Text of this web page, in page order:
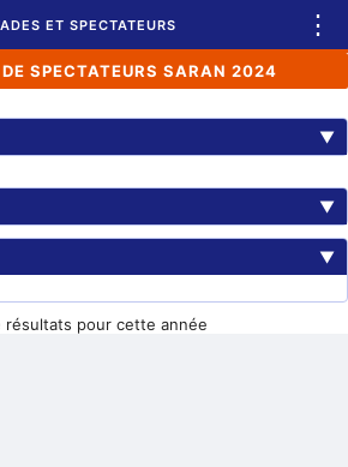
ET SPECTATEURS ⋮
SPECTATEURS SARAN 2024
▼
▼
▼
résultats pour cette année